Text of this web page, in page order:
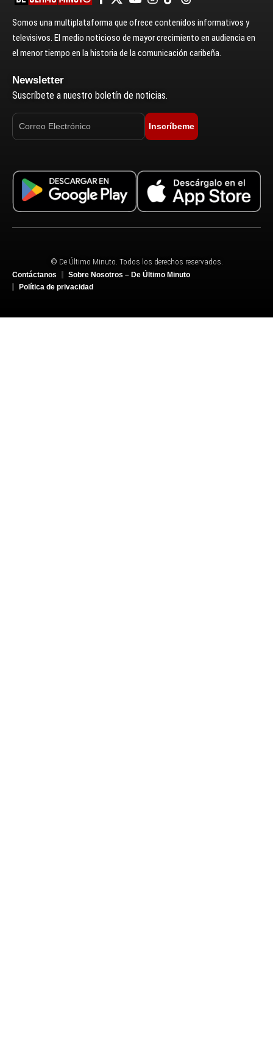
Somos una multiplataforma que ofrece contenidos informativos y
televisivos. El medio noticioso de mayor crecimiento en audiencia en
el menor tiempo en la historia de la comunicación caribeña.
Newsletter
Suscríbete a nuestro boletín de noticias.
Inscríbeme
© De Último Minuto. Todos los derechos reservados.
Contáctanos
Sobre Nosotros – De Último Minuto
Política de privacidad